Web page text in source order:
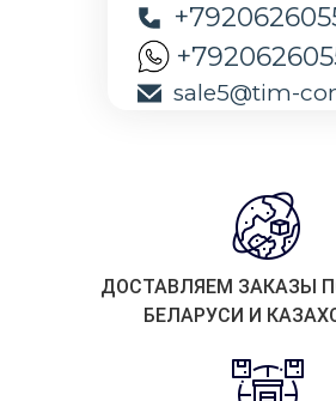
sale5@tim-
ДОСТАВЛЯЕМ ЗАКАЗЫ
БЕЛАРУСИ И